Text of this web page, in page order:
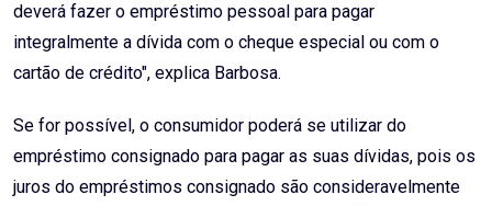
deverá fazer o empréstimo pessoal para pagar
integralmente a dívida com o cheque especial ou com o
cartão de crédito", explica Barbosa.
Se for possível, o consumidor poderá se utilizar do
empréstimo consignado para pagar as suas dívidas, pois os
juros do empréstimos consignado são consideravelmente